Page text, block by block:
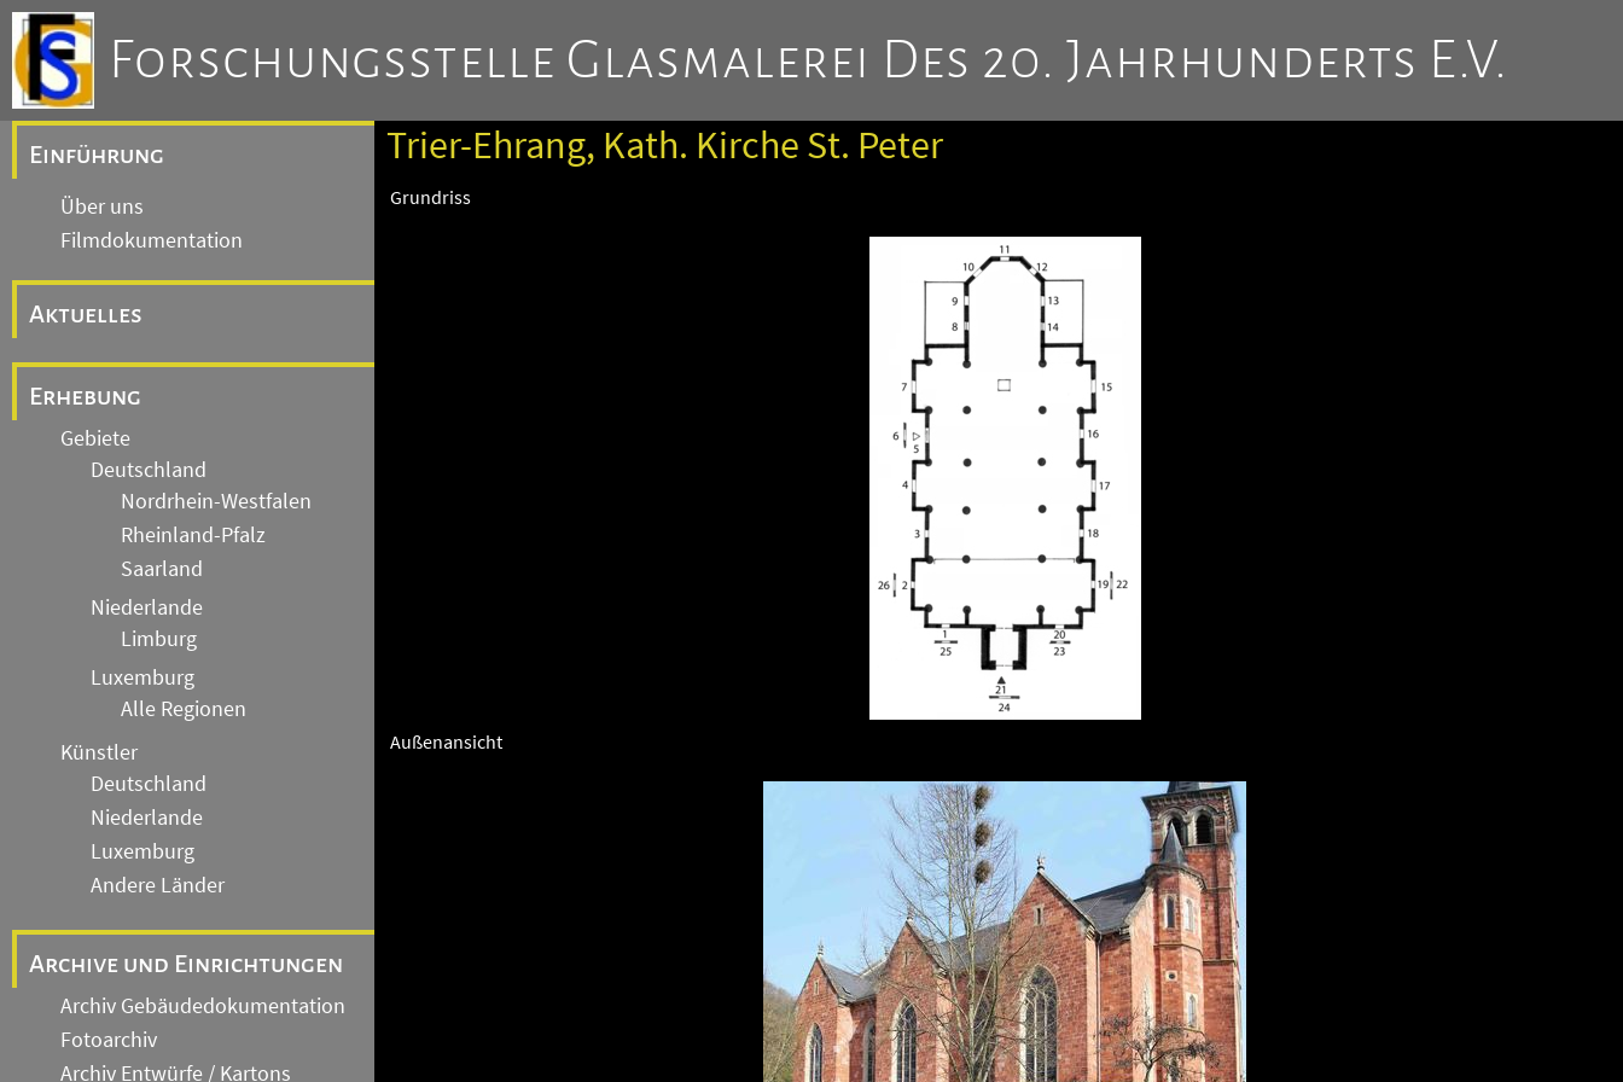
Forschungsstelle Glasmalerei Des 20. Jahrhunderts E.V.
Einführung
Über uns
Filmdokumentation
Aktuelles
Erhebung
Gebiete
Deutschland
Nordrhein-Westfalen
Rheinland-Pfalz
Saarland
Niederlande
Limburg
Luxemburg
Alle Regionen
Künstler
Deutschland
Niederlande
Luxemburg
Andere Länder
Archive und Einrichtungen
Archiv Gebäudedokumentation
Fotoarchiv
Archiv Entwürfe / Kartons
Trier-Ehrang, Kath. Kirche St. Peter
Grundriss
Außenansicht